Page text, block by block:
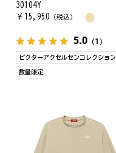
30104Y
￥ 15,950 （税込）
5.0 （1）
ビクターアクセルセンコレクション
数量限定